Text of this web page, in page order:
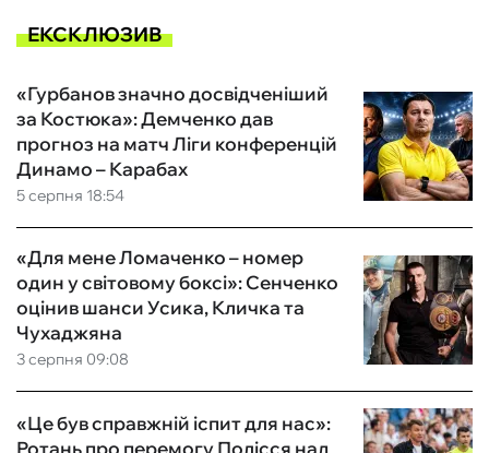
ЕКСКЛЮЗИВ
5 серпня 18:54
«Гурбанов значно досвідченіший
за Костюка»: Демченко дав
прогноз на матч Ліги конференцій
Динамо – Карабах
3 серпня 09:08
«Для мене Ломаченко – номер
один у світовому боксі»: Сенченко
оцінив шанси Усика, Кличка та
Чухаджяна
«Це був справжній іспит для нас»: